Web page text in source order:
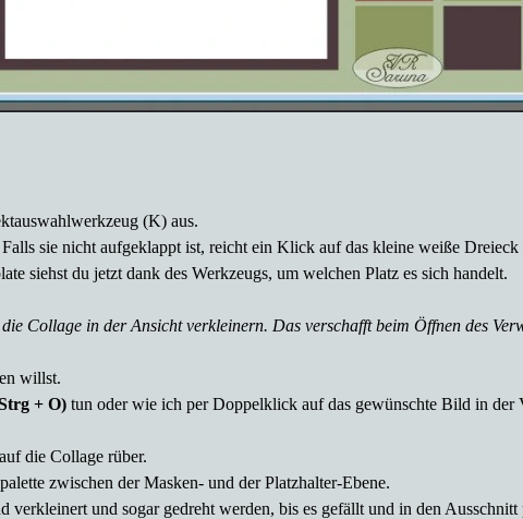
(K) aus.
Falls sie nicht aufgeklappt ist, reicht ein Klick auf das kleine weiße Dreieck
siehst du jetzt dank des Werkzeugs, um welchen Platz es sich handelt.
Collage in der Ansicht verkleinern. Das verschafft beim Öffnen des
willst.
+ O) tun oder wie ich per Doppelklick auf das gewünschte Bild in der
die Collage rüber.
zwischen der Masken- und der Platzhalter-Ebene.
und sogar gedreht werden, bis es gefällt und in den Ausschnitt